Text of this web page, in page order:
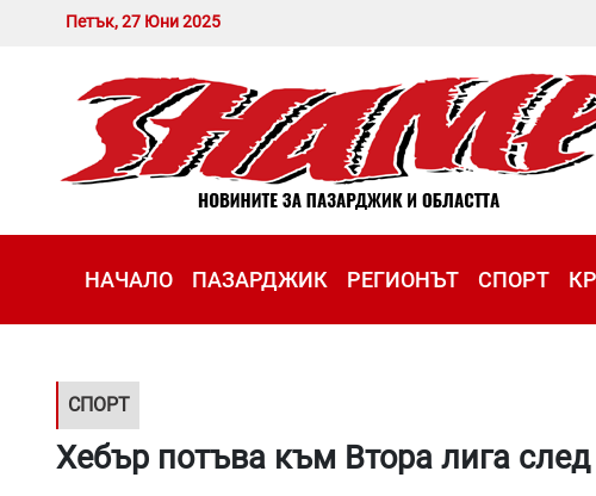
Петък, 27 Юни 2025
НАЧАЛО ПАЗАРДЖИК РЕГИОНЪТ СПОРТ
СПОРТ
Хебър потъва към Втора лига